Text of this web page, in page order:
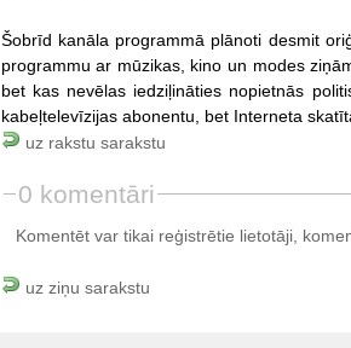
Šobrīd kanāla programmā plānoti desmit
programmu ar mūzikas, kino un modes
bet kas nevēlas iedziļināties nopietnās
kabeļtelevīzijas abonentu, bet Interneta
uz rakstu sarakstu
0 komentāri
Komentēt var tikai reģistrētie lietotāji,
uz ziņu sarakstu